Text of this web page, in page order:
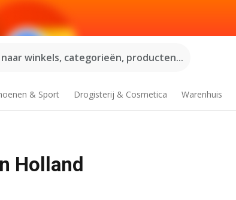
winkels, categorieën, producten...
& Sport Drogisterij & Cosmetica Warenhuis
Holland